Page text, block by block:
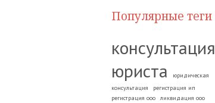
Популярные теги
консультация
юриста
юридическая
консультация
регистрация ип
регистрация ооо
ликвидация ооо